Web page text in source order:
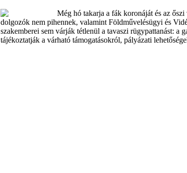
Még hó takarja a fák koronáját és az őszi
dolgozók nem pihennek, valamint Földművelésügyi és
szakemberei sem várják tétlenül a tavaszi rügypattanást: a
tájékoztatják a várható támogatásokról, pályázati